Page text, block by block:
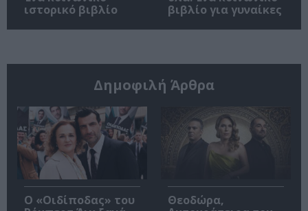
ιστορικό βιβλίο
βιβλίο για γυναίκες
Δημοφιλή Άρθρα
O «Οιδίποδας» του
Θεοδώρα,